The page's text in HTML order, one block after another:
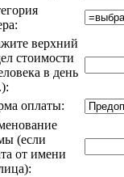
верхний
стоимости
в день
оплаты:
(если
от имени